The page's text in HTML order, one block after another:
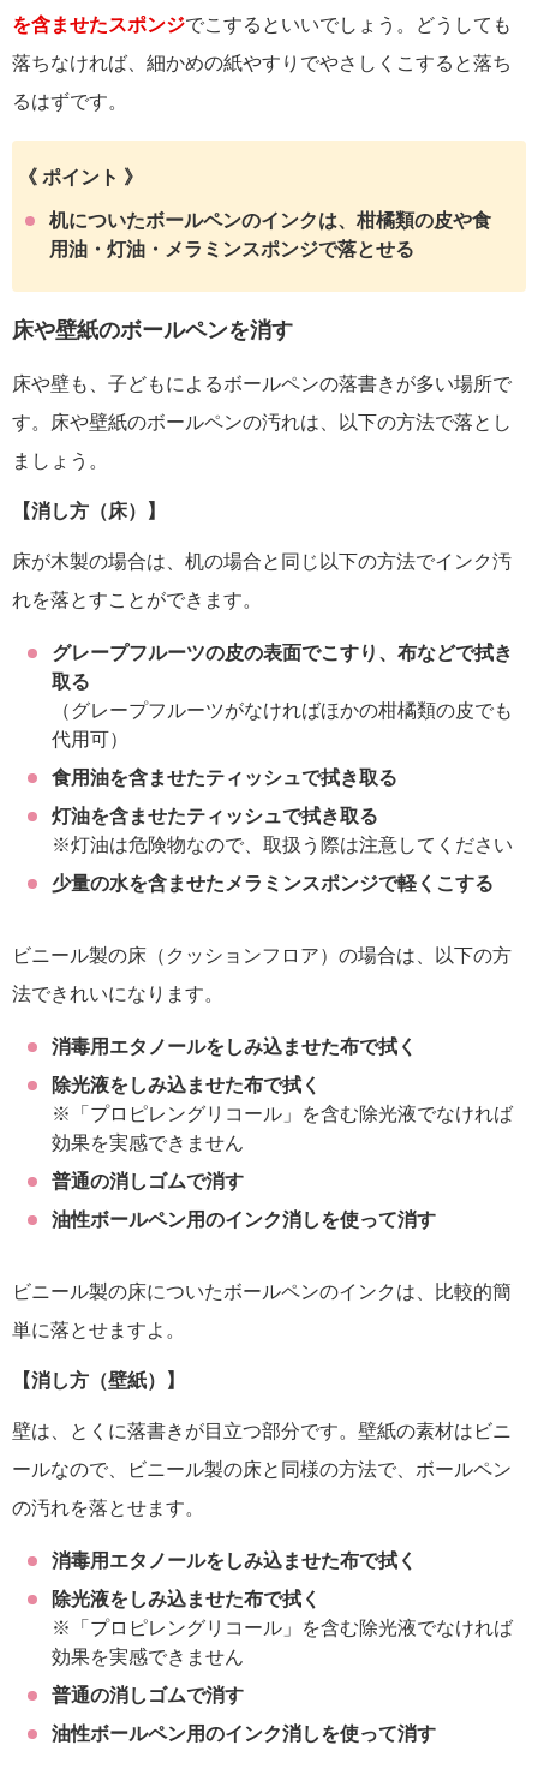
を含ませたスポンジでこするといいでしょう。どうしても
落ちなければ、細かめの紙やすりでやさしくこすると落ち
るはずです。
《 ポイント 》
机についたボールペンのインクは、柑橘類の皮や食
用油・灯油・メラミンスポンジで落とせる
床や壁紙のボールペンを消す
床や壁も、子どもによるボールペンの落書きが多い場所で
す。床や壁紙のボールペンの汚れは、以下の方法で落とし
ましょう。
【消し方（床）】
床が木製の場合は、机の場合と同じ以下の方法でインク汚
れを落とすことができます。
グレープフルーツの皮の表面でこすり、布などで拭き
取る
（グレープフルーツがなければほかの柑橘類の皮でも
代用可）
食用油を含ませたティッシュで拭き取る
灯油を含ませたティッシュで拭き取る
※灯油は危険物なので、取扱う際は注意してください
少量の水を含ませたメラミンスポンジで軽くこする
ビニール製の床（クッションフロア）の場合は、以下の方
法できれいになります。
消毒用エタノールをしみ込ませた布で拭く
除光液をしみ込ませた布で拭く
※「プロピレングリコール」を含む除光液でなければ
効果を実感できません
普通の消しゴムで消す
油性ボールペン用のインク消しを使って消す
ビニール製の床についたボールペンのインクは、比較的簡
単に落とせますよ。
【消し方（壁紙）】
壁は、とくに落書きが目立つ部分です。壁紙の素材はビニ
ールなので、ビニール製の床と同様の方法で、ボールペン
の汚れを落とせます。
消毒用エタノールをしみ込ませた布で拭く
除光液をしみ込ませた布で拭く
※「プロピレングリコール」を含む除光液でなければ
効果を実感できません
普通の消しゴムで消す
油性ボールペン用のインク消しを使って消す